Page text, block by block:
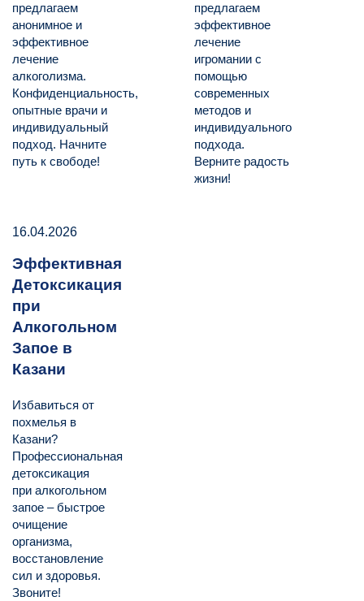
предлагаем
анонимное и
эффективное
лечение
алкоголизма.
Конфиденциальность,
опытные врачи и
индивидуальный
подход. Начните
путь к свободе!
предлагаем
эффективное
лечение
игромании с
помощью
современных
методов и
индивидуального
подхода.
Верните радость
жизни!
16.04.2026
Эффективная
Детоксикация
при
Алкогольном
Запое в
Казани
Избавиться от
похмелья в
Казани?
Профессиональная
детоксикация
при алкогольном
запое – быстрое
очищение
организма,
восстановление
сил и здоровья.
Звоните!